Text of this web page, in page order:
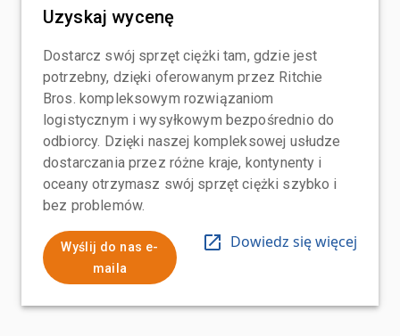
Uzyskaj wycenę
Dostarcz swój sprzęt ciężki tam, gdzie jest
potrzebny, dzięki oferowanym przez Ritchie
Bros. kompleksowym rozwiązaniom
logistycznym i wysyłkowym bezpośrednio do
odbiorcy. Dzięki naszej kompleksowej usłudze
dostarczania przez różne kraje, kontynenty i
oceany otrzymasz swój sprzęt ciężki szybko i
bez problemów.
Wyślij do nas e-
maila
Dowiedz się więcej